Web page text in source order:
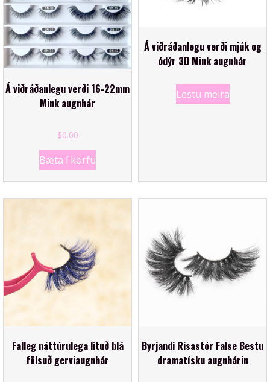
Á viðráðanlegu verði 16-22mm
Mink augnhár
$0.00
Bæta í körfu
Á viðráðanlegu verði mjúk og
ódýr 3D Mink augnhár
Lestu meira
Falleg náttúrulega lituð blá
fölsuð gerviaugnhár
Byrjandi Risastór False Bestu
dramatísku augnhárin